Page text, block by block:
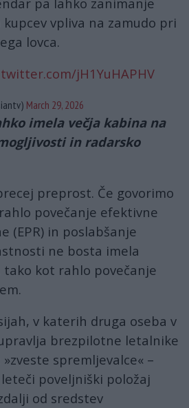
vpliva na zamudo pri
lovca.
jH1YuHAPHV
March 29, 2026
imela večja kabina na
in radarsko
preprost. Če govorimo
povečanje efektivne
(EPR) in poslabšanje
ne bosta imela
tako kot rahlo povečanje
v katerih druga oseba v
brezpilotne letalnike
spremljevalce« –
poveljniški položaj
od sredstev